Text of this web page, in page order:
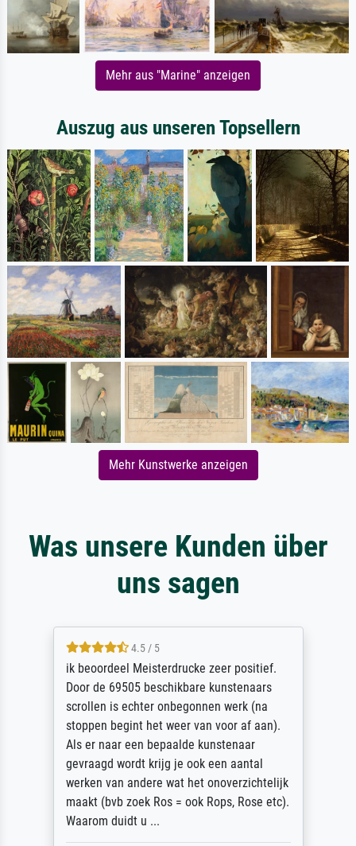
Mehr aus "Marine" anzeigen
Auszug aus unseren Topsellern
Mehr Kunstwerke anzeigen
Was unsere Kunden über
uns sagen
4.5 / 5
ik beoordeel Meisterdrucke zeer positief.
Door de 69505 beschikbare kunstenaars
scrollen is echter onbegonnen werk (na
stoppen begint het weer van voor af aan).
Als er naar een bepaalde kunstenaar
gevraagd wordt krijg je ook een aantal
werken van andere wat het onoverzichtelijk
maakt (bvb zoek Ros = ook Rops, Rose etc).
Waarom duidt u ...